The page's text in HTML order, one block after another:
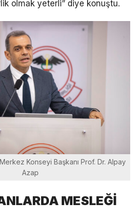
olmak yeterli” diye konuştu.
Konseyi Başkanı Prof. Dr. Alpay
Azap
MESLEĞİ